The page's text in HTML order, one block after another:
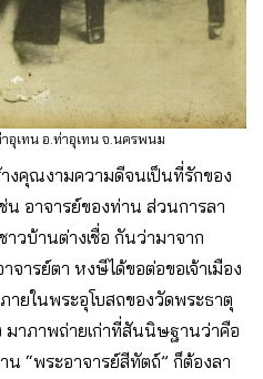
อุเทน อ.ท่าอุเทน จ.นครพนม
งคุณงามความดีจนเป็นที่รักของ
น อาจารย์ของท่าน ส่วนการลา
วบ้านต่างเชื่อ กันว่ามาจาก
จารย์ตา หงษีได้ขอต่อขอเจ้าเมือง
ยในพระอุโบสถของวัดพระธาตุ
มาภาพถ่ายเก่าที่สันนิษฐานว่าคือ
“พระอาจารย์สีทัตถ์” ก็ต้องลา